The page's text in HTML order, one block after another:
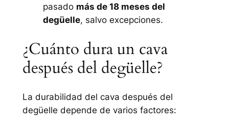
pasado más de 18 meses del
degüelle, salvo excepciones.
¿Cuánto dura un cava
después del degüelle?
La durabilidad del cava después del
degüelle depende de varios factores: